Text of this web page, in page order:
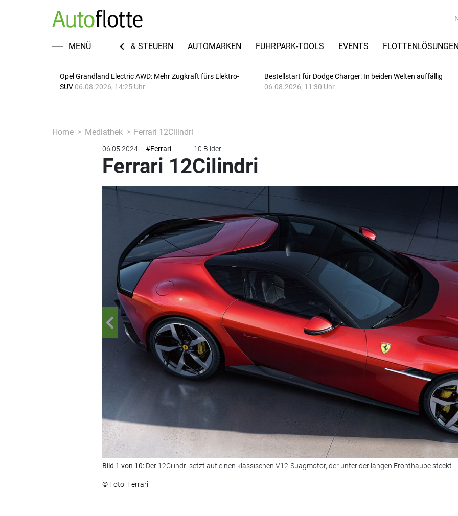
MENÜ
FUHRPARKWISSEN RECHT & STEUERN AUTOMARKEN FUHRPARK-TOOLS EVENTS FLOTTENLÖSUNGEN
Opel Grandland Electric AWD: Mehr Zugkraft fürs Elektro-
SUV 06.08.2026, 14:25 Uhr
Bestellstart für Dodge Charger: In beiden Welten auffällig
06.08.2026, 11:30 Uhr
Home Mediathek Ferrari 12Cilindri
06.05.2024 #Ferrari 10 Bilder
Ferrari 12Cilindri
Bild 1 von 10: Der 12Cilindri setzt auf einen klassischen V12-Suagmotor, der unter der langen Fronthaube steckt.
© Foto: Ferrari